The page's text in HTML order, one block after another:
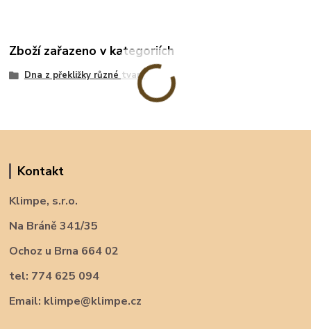
Zboží zařazeno v kategoriích
Dna z překližky různé tvary
Kontakt
Klimpe, s.r.o.
Na Bráně 341/35
Ochoz u Brna 664 02
tel: 774 625 094
Email: klimpe@klimpe.cz